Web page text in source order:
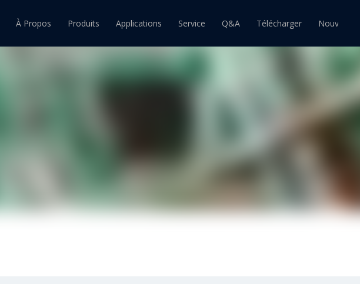
À Propos Produits
Fil à souder étain-plomb
Barre de soudure étain-plomb
Pâte à souder étain
Pâte à souder étain-plomb
Applications Service Q&A Télécharger Nouvelles